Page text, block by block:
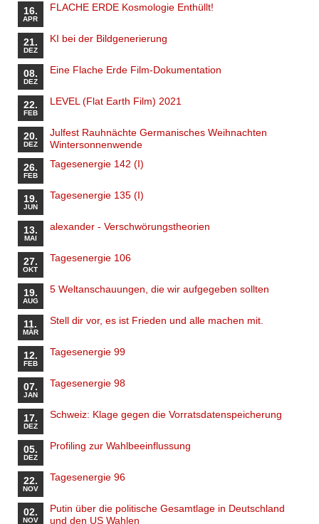
16.
APR
FLACHE ERDE Kosmologie Enthüllt!
21.
DEZ
KI bei der Bildgenerierung
08.
DEZ
Eine Flache Erde Film-Dokumentation
22.
FEB
LEVEL (Flat Earth Film) 2021
20.
DEZ
Julfest Rauhnächte Germanisches Weihnachten
Wintersonnenwende
26.
FEB
Tagesenergie 142 (I)
19.
JUN
Tagesenergie 135 (I)
13.
MAI
alexander - Verschwörungstheorien
27.
OKT
Tagesenergie 106
19.
AUG
5 Weltanschauungen, die wir aufgegeben sollten
11.
MÄR
Stell dir vor, es ist Frieden und alle machen mit.
12.
FEB
Tagesenergie 99
07.
JAN
Tagesenergie 98
17.
DEZ
Schweiz: Klage gegen die Vorratsdatenspeicherung
05.
DEZ
Profiling zur Wahlbeeinflussung
22.
NOV
Tagesenergie 96
02.
NOV
Putin über die politische Gesamtlage in Deutschland
und den US Wahlen